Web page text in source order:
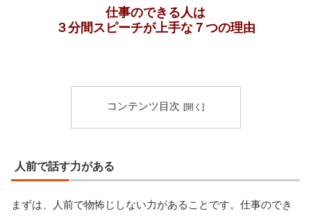
仕事のできる人は
３分間スピーチが上手な７つの理由
コンテンツ目次
人前で話す力がある
まずは、人前で物怖じしない力があることです。仕事のでき